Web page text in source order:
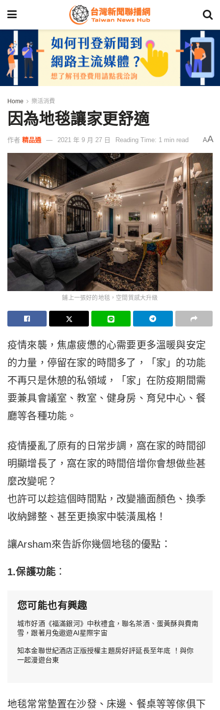
Home 樂活消費
因為地毯讓家更舒適
作者 精品通 2021 年 9 月 27 日 Reading Time: 1 min read AA
鋪上一張好的地毯，空間質感大升級
疫情來襲，焦慮疲憊的心需要更多溫暖與安定
的力量，停留在家的時間多了，「家」的功能
不再只是休憩的私領域，「家」在防疫期間需
要兼具會議室、教室、健身房、育兒中心、餐
廳等各種功能。
疫情擾亂了原有的日常步調，窩在家的時間卻
明顯增長了，窩在家的時間倍增你會想做些甚
麼改變呢？
也許可以趁這個時間點，改變牆面顏色、換季
收納歸整、甚至更換家中裝潢風格！
讓Arsham來告訴你幾個地毯的優點：
1.保護功能：
您可能也有興趣
城市好酒《福滿銀河》中秋禮盒，聯名茶酒、蛋黃酥與費南
雪，跟著月兔遨遊AI星際宇宙
知本金聯世紀酒店正版授權主題房好評延長至年底 ！與你
一起漫遊台東
地毯常常墊置在沙發、床邊、餐桌等等傢俱下